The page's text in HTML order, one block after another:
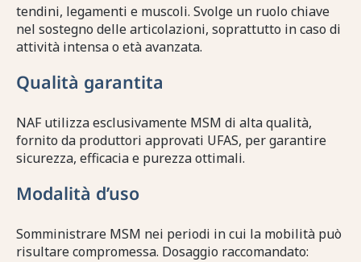
tendini, legamenti e muscoli. Svolge un ruolo chiave
nel sostegno delle articolazioni, soprattutto in caso di
attività intensa o età avanzata.
Qualità garantita
NAF utilizza esclusivamente MSM di alta qualità,
fornito da produttori approvati UFAS, per garantire
sicurezza, efficacia e purezza ottimali.
Modalità d’uso
Somministrare MSM nei periodi in cui la mobilità può
risultare compromessa. Dosaggio raccomandato: